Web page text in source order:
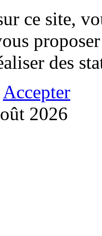
ce site,
des
Accepter
2026